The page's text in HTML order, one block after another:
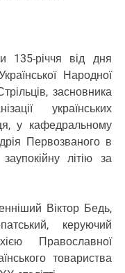
135-річчя від дня
Народної
засновника
українських
у кафедральному
Первозваного в
літію за
Віктор Бедь,
керуючий
Православної
товариства